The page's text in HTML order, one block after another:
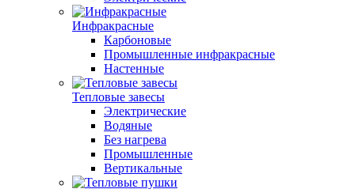
Инфракрасные
Карбоновые
Промышленные инфракрасные
Настенные
Тепловые завесы
Электрические
Водяные
Без нагрева
Промышленные
Вертикальные